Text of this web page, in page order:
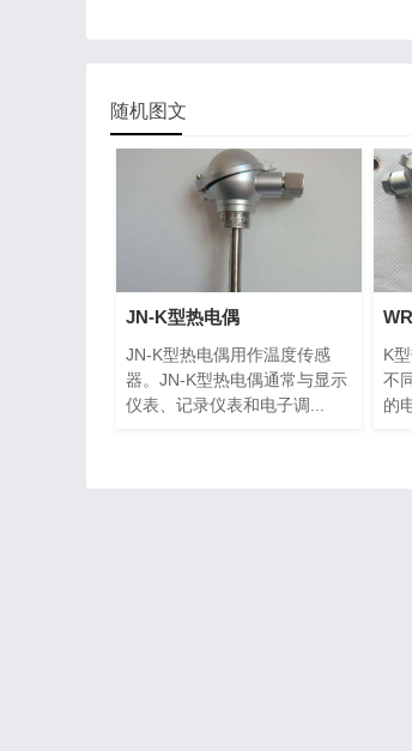
随机图文
JN-K型热电偶
JN-K型热电偶用作温度传感
器。JN-K型热电偶通常与显示
仪表、记录仪表和电子调...
K
不
的